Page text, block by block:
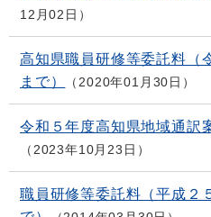
12月02日
高知県職員研修等委託料（
まで）
2020年01月30日
令和５年度高知県地域通訳
2023年10月23日
職員研修等委託料（平成２